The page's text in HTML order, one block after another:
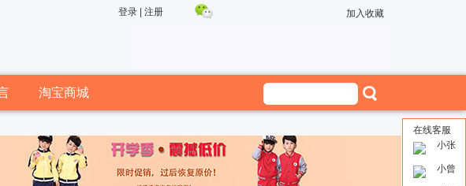
登录| 注册 加入收藏
淘宝商城
在线客服
小张
小曾